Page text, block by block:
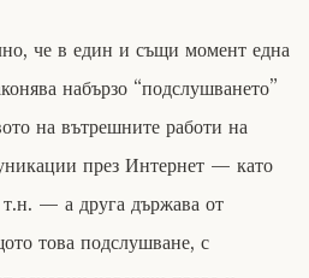
че в един и същи момент една
набързо “подслушването”
на вътрешните работи на
през Интернет — като
— а друга държава от
това подслушване, с